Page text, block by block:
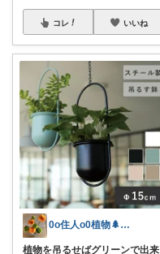
コレ いいね
0o住人o0植物🌲と👶を育てる部屋
植物を吊るせばグリーンで出来